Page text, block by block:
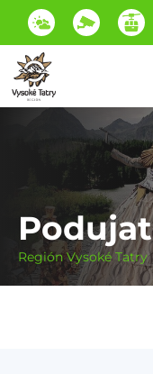
Región Vysoké Tatry